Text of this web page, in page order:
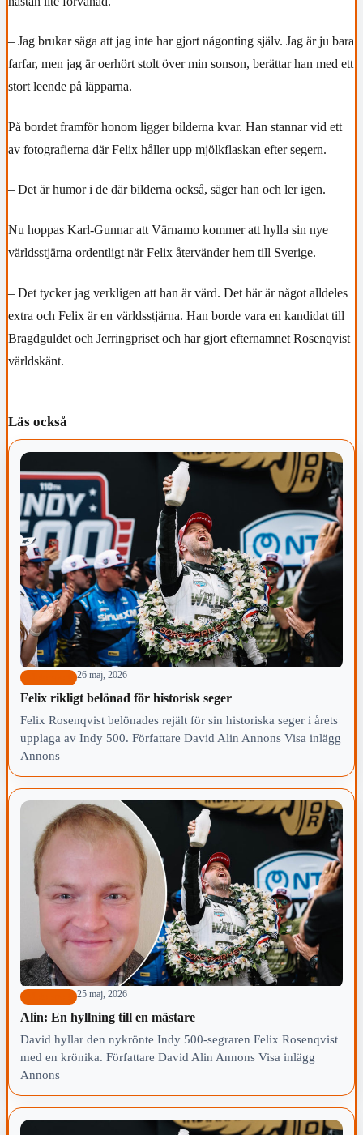
– Jag brukar säga att jag inte har gjort någonting själv. Jag är ju bara
farfar, men jag är oerhört stolt över min sonson, berättar han med ett
stort leende på läpparna.
På bordet framför honom ligger bilderna kvar. Han stannar vid ett
av fotografierna där Felix håller upp mjölkflaskan efter segern.
– Det är humor i de där bilderna också, säger han och ler igen.
Nu hoppas Karl-Gunnar att Värnamo kommer att hylla sin nye
världsstjärna ordentligt när Felix återvänder hem till Sverige.
– Det tycker jag verkligen att han är värd. Det här är något alldeles
extra och Felix är en världsstjärna. Han borde vara en kandidat till
Bragdguldet och Jerringpriset och har gjort efternamnet Rosenqvist
världskänt.
Läs också
26 maj, 2026
Felix rikligt belönad för historisk seger
Felix Rosenqvist belönades rejält för sin historiska seger i årets
upplaga av Indy 500. Författare David Alin Annons Visa inlägg
Annons
25 maj, 2026
Alin: En hyllning till en mästare
David hyllar den nykrönte Indy 500-segraren Felix Rosenqvist
med en krönika. Författare David Alin Annons Visa inlägg
Annons